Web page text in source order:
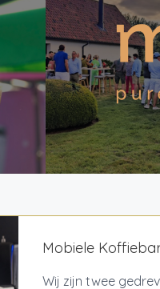
Mobiele
Wij zijn twee